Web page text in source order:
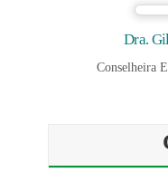
Dra.
Conselheira